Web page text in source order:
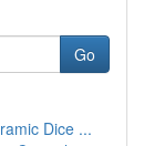
Go
Dice ...